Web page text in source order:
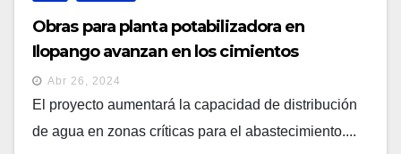
Obras para planta potabilizadora en
Ilopango avanzan en los cimientos
Abr 26, 2024
El proyecto aumentará la capacidad de distribución
de agua en zonas críticas para el abastecimiento....